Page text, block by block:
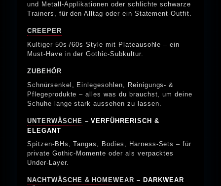
und Metall-Applikationen oder schlichte schwarze
Trainers, für den Alltag oder ein Statement-Outfit.
CREEPER
Kultiger 50s-/60s-Style mit Plateausohle – ein
Must-Have in der Gothic-Subkultur.
ZUBEHÖR
Schnürsenkel, Einlegesohlen, Reinigungs- &
Pflegeprodukte – alles was du brauchst, um deine
Schuhe lange stark aussehen zu lassen.
UNTERWÄSCHE – VERFÜHRERISCH &
ELEGANT
Spitzen-BHs, Tangas, Bodies, Harness-Sets – für
private Gothic-Momente oder als verpacktes
Under-Layer.
NACHTWÄSCHE & HOMEWEAR – DARKWEAR